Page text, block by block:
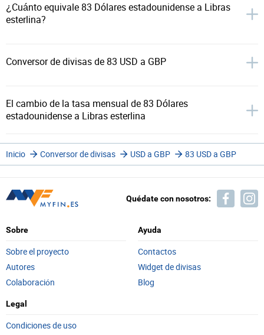
¿Cuánto equivale 83 Dólares estadounidense a Libras
esterlina?
Conversor de divisas de 83 USD a GBP
El cambio de la tasa mensual de 83 Dólares
estadounidense a Libras esterlina
Inicio Conversor de divisas USD a GBP 83 USD a GBP
Quédate con nosotros:
Sobre
Sobre el proyecto
Autores
Colaboración
Ayuda
Contactos
Widget de divisas
Blog
Legal
Condiciones de uso